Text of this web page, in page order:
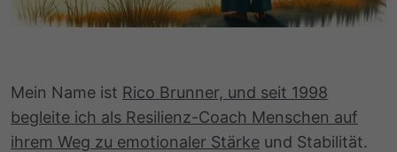
Mein Name ist Rico Brunner, und seit 1998
begleite ich als Resilienz-Coach Menschen auf
ihrem Weg zu emotionaler Stärke und Stabilität.